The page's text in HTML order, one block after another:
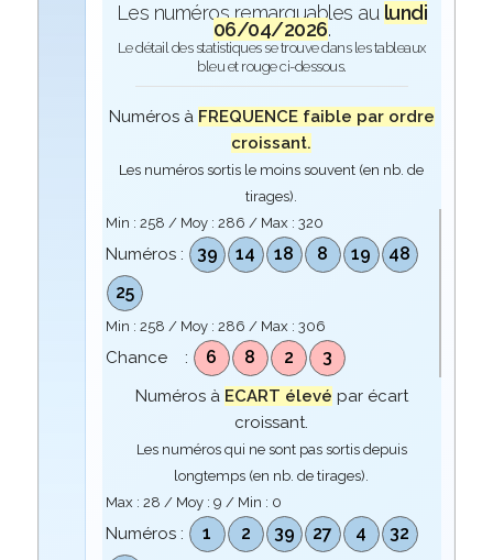
Les numéros remarquables au lundi
06/04/2026.
Le détail des statistiques se trouve dans les tableaux
bleu et rouge ci-dessous.
Numéros à FREQUENCE faible par ordre
croissant.
Les numéros sortis le moins souvent (en nb. de
tirages).
Min : 258 / Moy : 286 / Max : 320
Numéros : 39 14 18 8 19
48
25
Min : 258 / Moy : 286 / Max : 306
Chance : 6 8 2 3
Numéros à ECART élevé par écart
croissant.
Les numéros qui ne sont pas sortis depuis
longtemps (en nb. de tirages).
Max : 28 / Moy : 9 / Min : 0
Numéros : 1 2 39 27 4
32